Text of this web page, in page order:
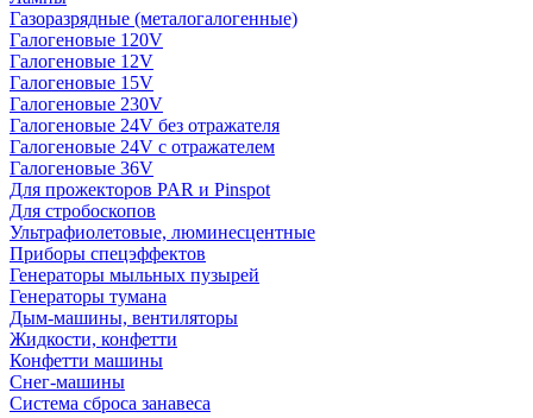
Газоразрядные (металогалогенные)
Галогеновые 120V
Галогеновые 12V
Галогеновые 15V
Галогеновые 230V
Галогеновые 24V без отражателя
Галогеновые 24V с отражателем
Галогеновые 36V
Для прожекторов PAR и Pinspot
Для стробоскопов
Ультрафиолетовые, люминесцентные
Приборы спецэффектов
Генераторы мыльных пузырей
Генераторы тумана
Дым-машины, вентиляторы
Жидкости, конфетти
Конфетти машины
Снег-машины
Система сброса занавеса